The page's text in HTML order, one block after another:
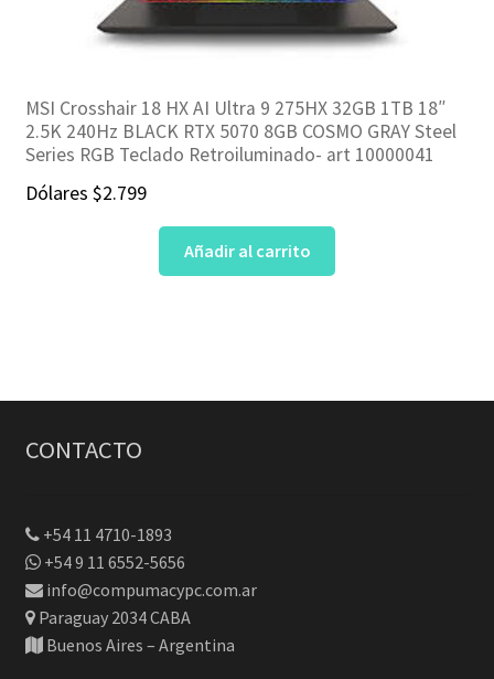
MSI Crosshair 18 HX AI Ultra 9 275HX 32GB 1TB 18″
2.5K 240Hz BLACK RTX 5070 8GB COSMO GRAY Steel
Series RGB Teclado Retroiluminado- art 10000041
Dólares $2.799
Añadir al carrito
CONTACTO
+54 11 4710-1893
+54 9 11 6552-5656
info@compumacypc.com.ar
Paraguay 2034 CABA
Buenos Aires – Argentina